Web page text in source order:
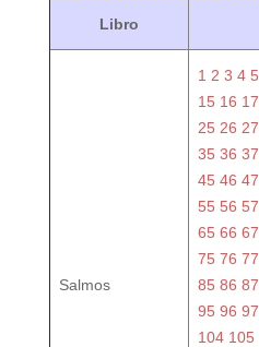
Libro
Salmos
1 2 3 4 5
15 16 17
25 26 27
35 36 37
45 46 47
55 56 57
65 66 67
75 76 77
85 86 87
95 96 97
104 105